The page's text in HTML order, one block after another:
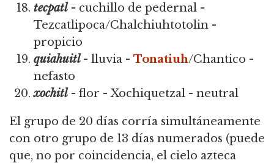
tecpatl - cuchillo de pedernal -
Tezcatlipoca/Chalchiuhtotolin -
propicio
quiahuitl- lluvia - Tonatiuh/Chantico -
nefasto
xochitl - flor - Xochiquetzal - neutral
El grupo de 20 días corría simultáneamente
con otro grupo de 13 días numerados (puede
que, no por coincidencia, el cielo azteca